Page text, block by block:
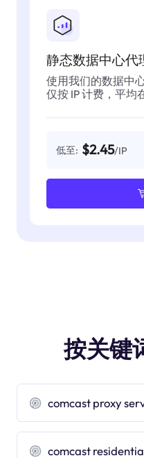
静态数据中心代
使用我们的数据中
仅按 IP 计费，平均
低至: $2.45/IP
按关键
comcast proxy
comcast